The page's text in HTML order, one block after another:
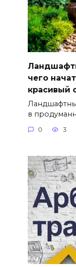
чего
красивый
в
0 3